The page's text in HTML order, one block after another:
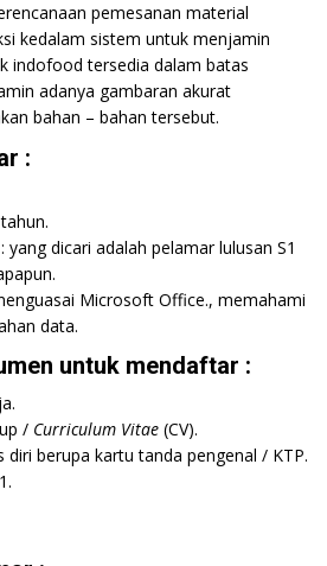
pemesanan material
kedalam sistem untuk menjamin
indofood tersedia dalam batas
adanya gambaran akurat
bahan – bahan tersebut.
:
yang dicari adalah pelamar lulusan S1
Microsoft Office., memahami
data.
untuk mendaftar :
/ Curriculum Vitae (CV).
berupa kartu tanda pengenal / KTP.